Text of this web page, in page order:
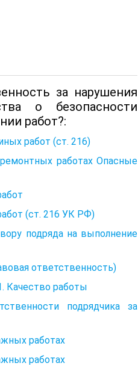
за нарушения
о безопасности
работ?:
работ (ст. 216)
работах Опасные
(ст. 216 УК РФ)
подряда на выполнение
ответственность)
Качество работы
подрядчика за
работах
работах